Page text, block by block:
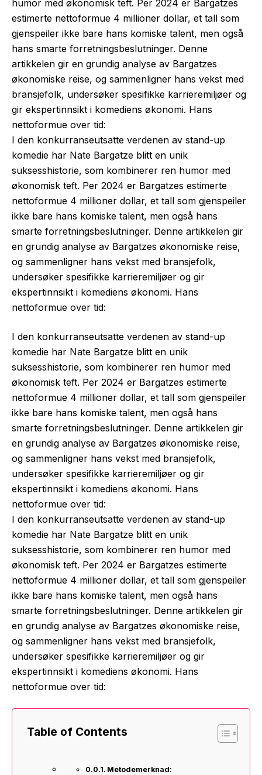
humor med økonomisk teft. Per 2024 er Bargatzes
estimerte nettoformue 4 millioner dollar, et tall som
gjenspeiler ikke bare hans komiske talent, men også
hans smarte forretningsbeslutninger. Denne
artikkelen gir en grundig analyse av Bargatzes
økonomiske reise, og sammenligner hans vekst med
bransjefolk, undersøker spesifikke karrieremiljøer og
gir ekspertinnsikt i komediens økonomi. Hans
nettoformue over tid:
I den konkurranseutsatte verdenen av stand-up
komedie har Nate Bargatze blitt en unik
suksesshistorie, som kombinerer ren humor med
økonomisk teft. Per 2024 er Bargatzes estimerte
nettoformue 4 millioner dollar, et tall som gjenspeiler
ikke bare hans komiske talent, men også hans
smarte forretningsbeslutninger. Denne artikkelen gir
en grundig analyse av Bargatzes økonomiske reise,
og sammenligner hans vekst med bransjefolk,
undersøker spesifikke karrieremiljøer og gir
ekspertinnsikt i komediens økonomi. Hans
nettoformue over tid:
I den konkurranseutsatte verdenen av stand-up
komedie har Nate Bargatze blitt en unik
suksesshistorie, som kombinerer ren humor med
økonomisk teft. Per 2024 er Bargatzes estimerte
nettoformue 4 millioner dollar, et tall som gjenspeiler
ikke bare hans komiske talent, men også hans
smarte forretningsbeslutninger. Denne artikkelen gir
en grundig analyse av Bargatzes økonomiske reise,
og sammenligner hans vekst med bransjefolk,
undersøker spesifikke karrieremiljøer og gir
ekspertinnsikt i komediens økonomi. Hans
nettoformue over tid:
I den konkurranseutsatte verdenen av stand-up
komedie har Nate Bargatze blitt en unik
suksesshistorie, som kombinerer ren humor med
økonomisk teft. Per 2024 er Bargatzes estimerte
nettoformue 4 millioner dollar, et tall som gjenspeiler
ikke bare hans komiske talent, men også hans
smarte forretningsbeslutninger. Denne artikkelen gir
en grundig analyse av Bargatzes økonomiske reise,
og sammenligner hans vekst med bransjefolk,
undersøker spesifikke karrieremiljøer og gir
ekspertinnsikt i komediens økonomi. Hans
nettoformue over tid:
Table of Contents
Metodemerknad: